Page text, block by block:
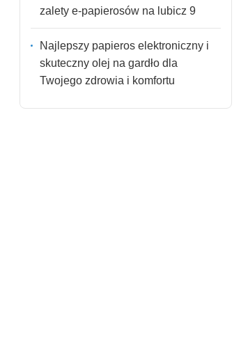
zalety e-papierosów na lubicz 9
Najlepszy papieros elektroniczny i
skuteczny olej na gardło dla
Twojego zdrowia i komfortu